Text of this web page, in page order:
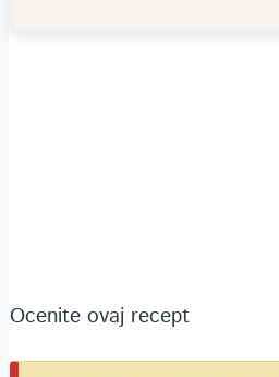
Ocenite ovaj recept